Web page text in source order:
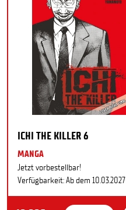
ICHI THE KILLER 6
MANGA
Jetzt vorbestellbar!
Verfügbarkeit: Ab dem 10.03.2027